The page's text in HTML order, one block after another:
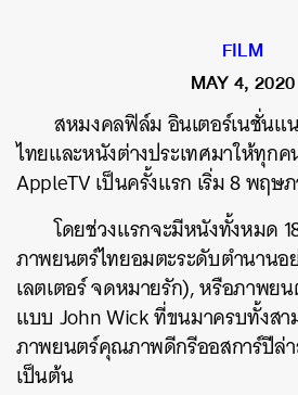
FILM
MAY 4, 2020
สหมงคลฟิล์ม อินเตอร์เนชั่น
ไทยและหนังต่างประเทศมาให้ทุก
AppleTV เป็นครั้งแรก เริ่ม 8 พฤ
โดยช่วงแรกจะมีหนังทั้งหมด
ภาพยนตร์ไทยอมตะระดับตำนานอ
เลตเตอร์ จดหมายรัก), หรือภาพย
แบบ John Wick ที่ขนมาครบทั้งสา
ภาพยนตร์คุณภาพดีกรีออสการ์ปีล่า
เป็นต้น